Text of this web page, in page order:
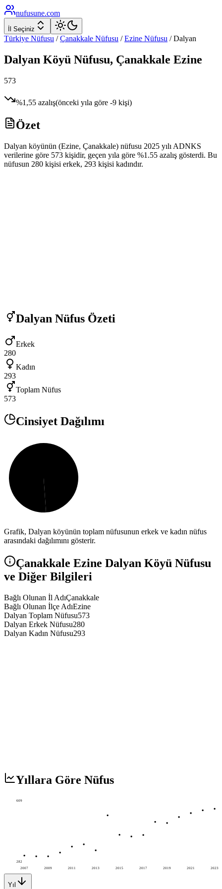
nufusune.com
İl Seçiniz
Türkiye Nüfusu / Çanakkale Nüfusu / Ezine Nüfusu /Dalyan
Dalyan Köyü Nüfusu, Çanakkale Ezine
573
%1,55 azalış(önceki yıla göre -9 kişi)
Özet
Dalyan köyünün (Ezine, Çanakkale) nüfusu 2025 yılı ADNKS
verilerine göre 573 kişidir, geçen yıla göre %1.55 azalış gösterdi. Bu
nüfusun 280 kişisi erkek, 293 kişisi kadındır.
Dalyan Nüfus Özeti
Erkek
280
Kadın
293
Toplam Nüfus
573
Cinsiyet Dağılımı
Grafik, Dalyan köyünün toplam nüfusunun erkek ve kadın nüfus
arasındaki dağılımını gösterir.
Çanakkale Ezine Dalyan Köyü Nüfusu
ve Diğer Bilgileri
Bağlı Olunan İl AdıÇanakkale
Bağlı Olunan İlçe AdıEzine
Dalyan Toplam Nüfusu573
Dalyan Erkek Nüfusu280
Dalyan Kadın Nüfusu293
Yıllara Göre Nüfus
2007 2009 2011 2013 2015 2017 2019 2021 2023
609
282
Yıl